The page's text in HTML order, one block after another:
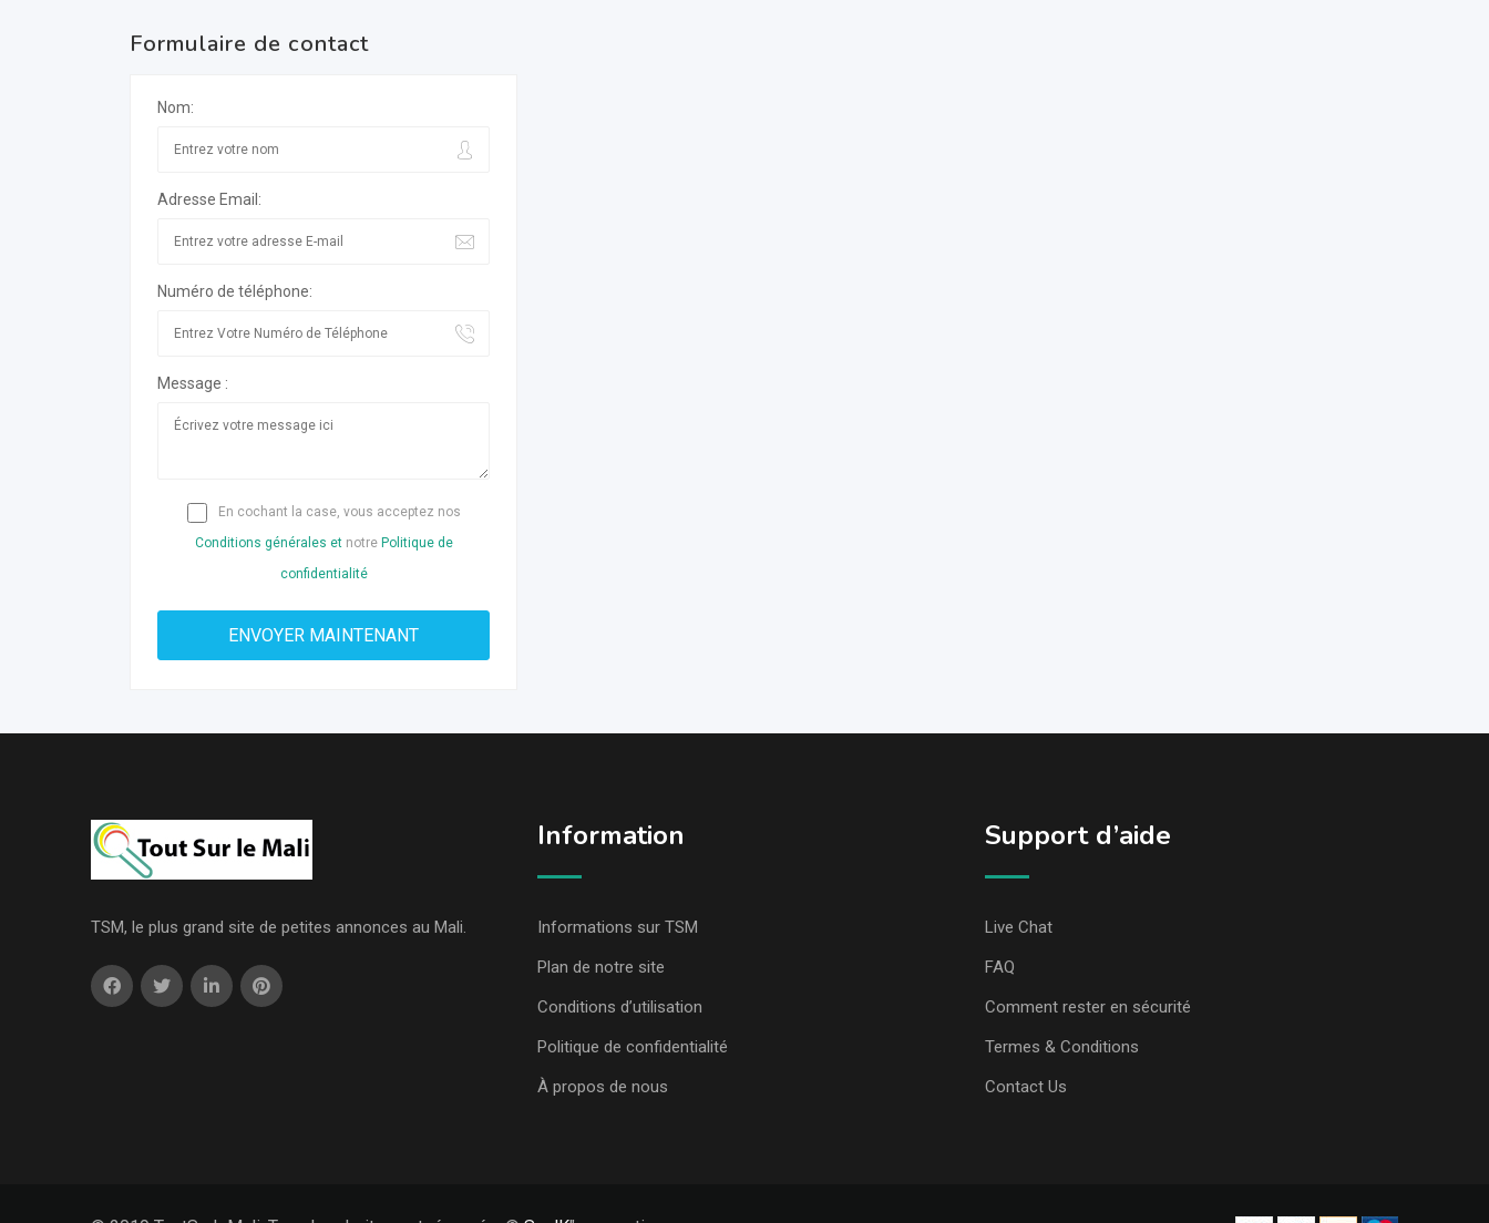
Formulaire de contact
Nom:
Adresse Email:
Numéro de téléphone:
Message :
En cochant la case, vous acceptez nos
Conditions générales etnotre Politique de
confidentialité
TSM, le plus grand site de petites annonces au Mali.
Information
Informations sur TSM
Plan de notre site
Conditions d’utilisation
Politique de confidentialité
À propos de nous
Support d’aide
Live Chat
FAQ
Comment rester en sécurité
Termes & Conditions
Contact Us